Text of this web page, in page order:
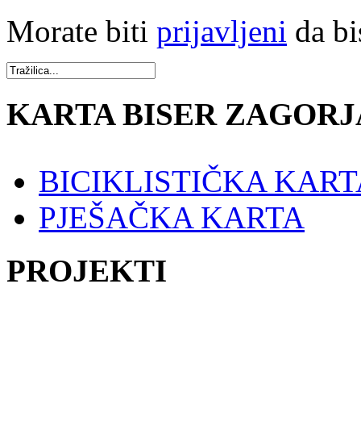
Morate biti prijavljeni da
KARTA BISER
BICIKLISTIČKA
PJEŠAČKA KARTA
PROJEKTI